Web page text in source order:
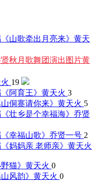
山歌牵出月亮来》 黄天
秋月歌舞团演出图片黄
19
阿育王》 黄天火 3
侗寨请你来》 黄天火 5
壮乡是个幸福海》 乔贤
幸福山歌》 乔贤一号 2
妈妈亲 老师亲》 黄天火
猫》 黄天火 0
风韵》 黄天火 0